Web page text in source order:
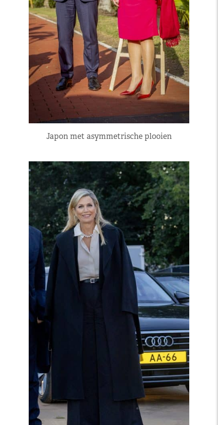
Japon met asymmetrische plooien